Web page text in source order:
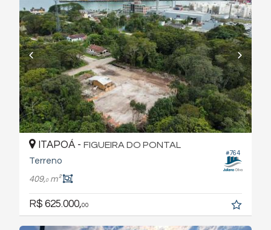
#764
ITAPOÁ - FIGUEIRA DO PONTAL
Terreno
409,0m²
R$ 625.000,00